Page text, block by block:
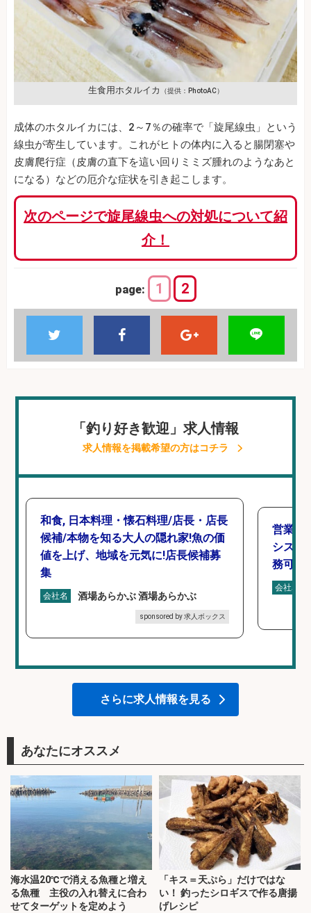
生食用ホタルイカ （提供：PhotoAC）
成体のホタルイカには、2～7％の確率で「旋尾線虫」という
線虫が寄生しています。これがヒトの体内に入ると腸閉塞や
皮膚爬行症（皮膚の直下を這い回りミミズ腫れのようなあと
になる）などの厄介な症状を引き起こします。
次のページで旋尾線虫への対処について紹
介！
page: 1 2
「釣り好き歓迎」求人情報
求人情報を掲載希望の方はコチラ
和食, 日本料理・懐石料理/店長・店長
候補/本物を知る大人の隠れ家!魚の価
値を上げ、地域を元気に!店長候補募
集
会社名 酒場あらかぶ 酒場あらかぶ
sponsored by 求人ボックス
営業事
シスタ
務可/
会社名
さらに求人情報を見る
あなたにオススメ
海水温20℃で消える魚種と増え
る魚種 主役の入れ替えに合わ
せてターゲットを定めよう
「キス＝天ぷら」だけではな
い！ 釣ったシロギスで作る唐揚
げレシピ